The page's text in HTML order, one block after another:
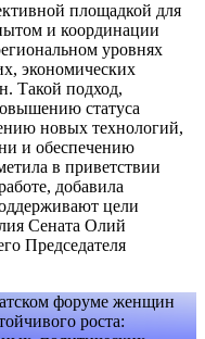
площадкой для
и координации
уровнях
экономических
Такой подход,
статуса
новых технологий,
и обеспечению
в приветствии
добавила
цели
Сената Олий
Председателя